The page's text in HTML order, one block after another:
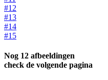
#12
#13
#14
#15
Nog 12 afbeeldingen
check de volgende pagina